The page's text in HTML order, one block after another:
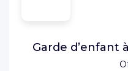
Garde d’enfant